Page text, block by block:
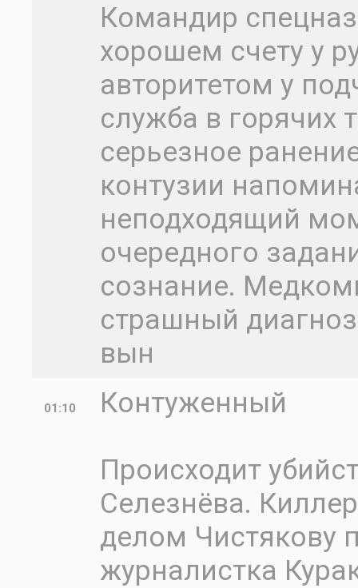
Командир
хорошем счету у
авторитетом у
служба в горячих
серьезное
контузии
неподходящий
очередного
сознание.
страшный
вын
01:10
Контуженный
Происходит
Селезнёва.
делом Чистякову
журналистка